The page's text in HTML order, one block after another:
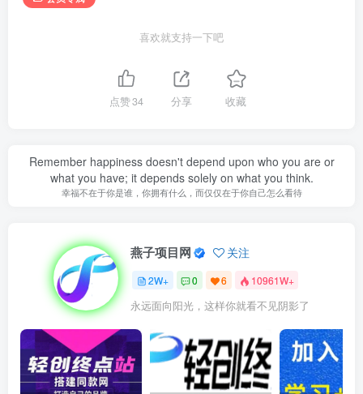
喜欢就支持一下吧
点赞34 分享 收藏
Remember happiness doesn't depend upon who you are or
what you have; it depends solely on what you think.
幸福不在于你是谁，你拥有什么，而仅仅在于你自己怎么看待
燕子项目网 关注
2W+ 0 6 10961W+
永远面向阳光，这样你就看不见阴影了